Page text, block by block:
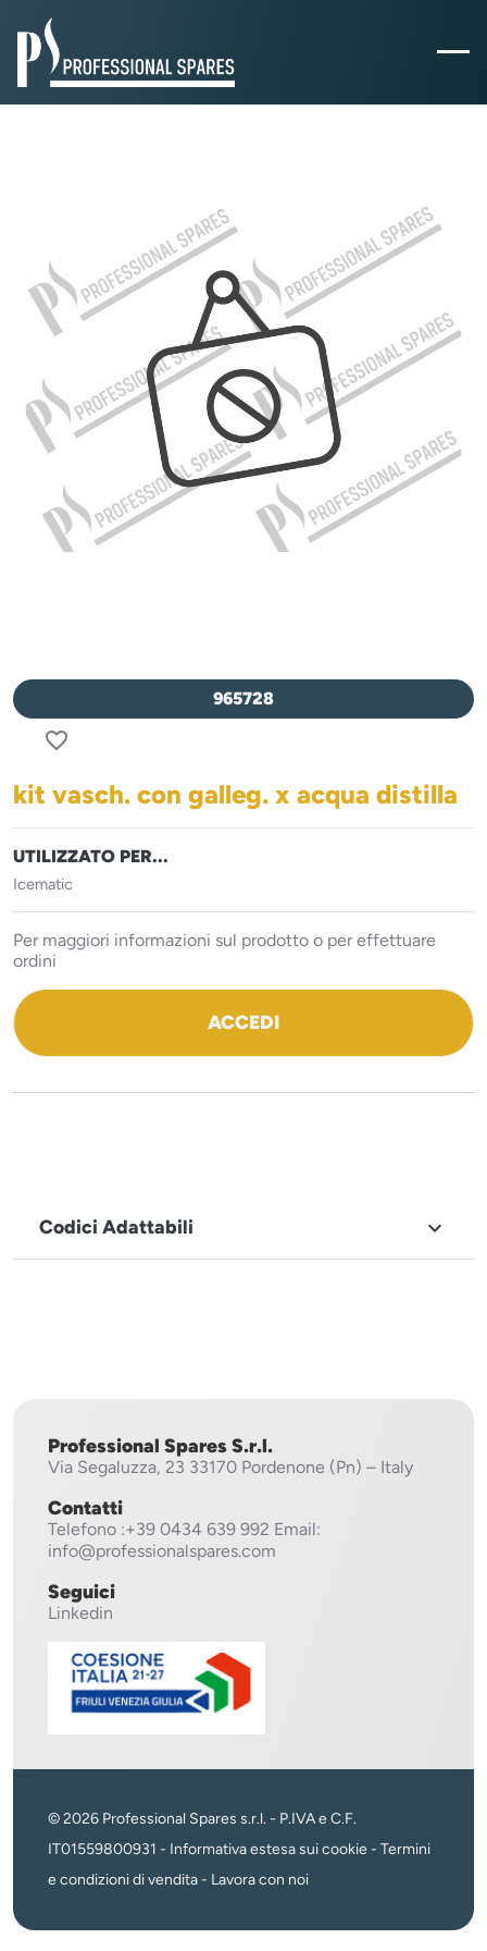
965728
favorite_border
kit vasch. con galleg. x acqua distilla
UTILIZZATO PER...
Icematic
Per maggiori informazioni sul prodotto o per effettuare
ordini
ACCEDI
Codici Adattabili 
Professional Spares S.r.l.
Via Segaluzza, 23 33170 Pordenone (Pn) – Italy
Contatti
Telefono :+39 0434 639 992 Email:
info@professionalspares.com
Seguici
Linkedin
© 2026 Professional Spares s.r.l. - P.IVA e C.F.
IT01559800931 - Informativa estesa sui cookie - Termini
e condizioni di vendita- Lavora con noi